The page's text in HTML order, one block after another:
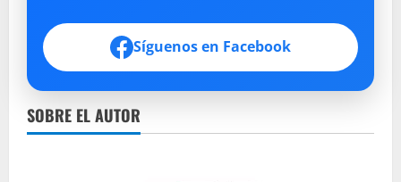
Síguenos en Facebook
SOBRE EL AUTOR